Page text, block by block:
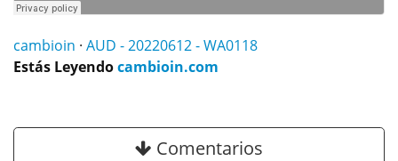
cambioin · AUD - 20220612 - WA0118
Estás Leyendocambioin.com
Comentarios